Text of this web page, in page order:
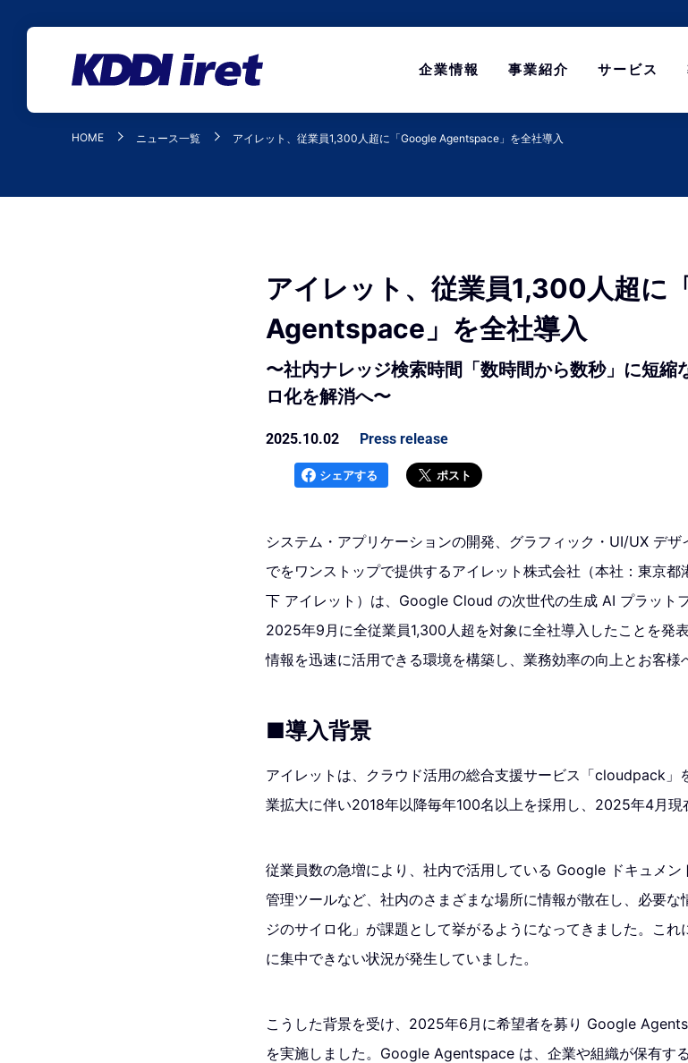
企業情報 事業紹介 サービス
HOME ニュース一覧 アイレット、従業員1,300人超に「Google Agentspace」を全社導入
アイレット、従業員1,300人超に
Agentspace」を全社導入
〜社内ナレッジ検索時間「数時間から数秒」に短縮
ロ化を解消へ〜
2025.10.02 Press release
シェアする ポスト
システム・アプリケーションの開発、グラフィック・UI/UX デ
でをワンストップで提供するアイレット株式会社（本社：東京
下 アイレット）は、Google Cloud の次世代の生成 AI プラット
2025年9月に全従業員1,300人超を対象に全社導入したことを発
情報を迅速に活用できる環境を構築し、業務効率の向上とお客様
■導入背景
アイレットは、クラウド活用の総合支援サービス「cloudpack」
業拡大に伴い2018年以降毎年100名以上を採用し、2025年4月現
従業員数の急増により、社内で活用している Google ドキュメン
管理ツールなど、社内のさまざまな場所に情報が散在し、必要
ジのサイロ化」が課題として挙がるようになってきました。こ
に集中できない状況が発生していました。
こうした背景を受け、2025年6月に希望者を募り Google
を実施しました。Google Agentspace は、企業や組織が保有す